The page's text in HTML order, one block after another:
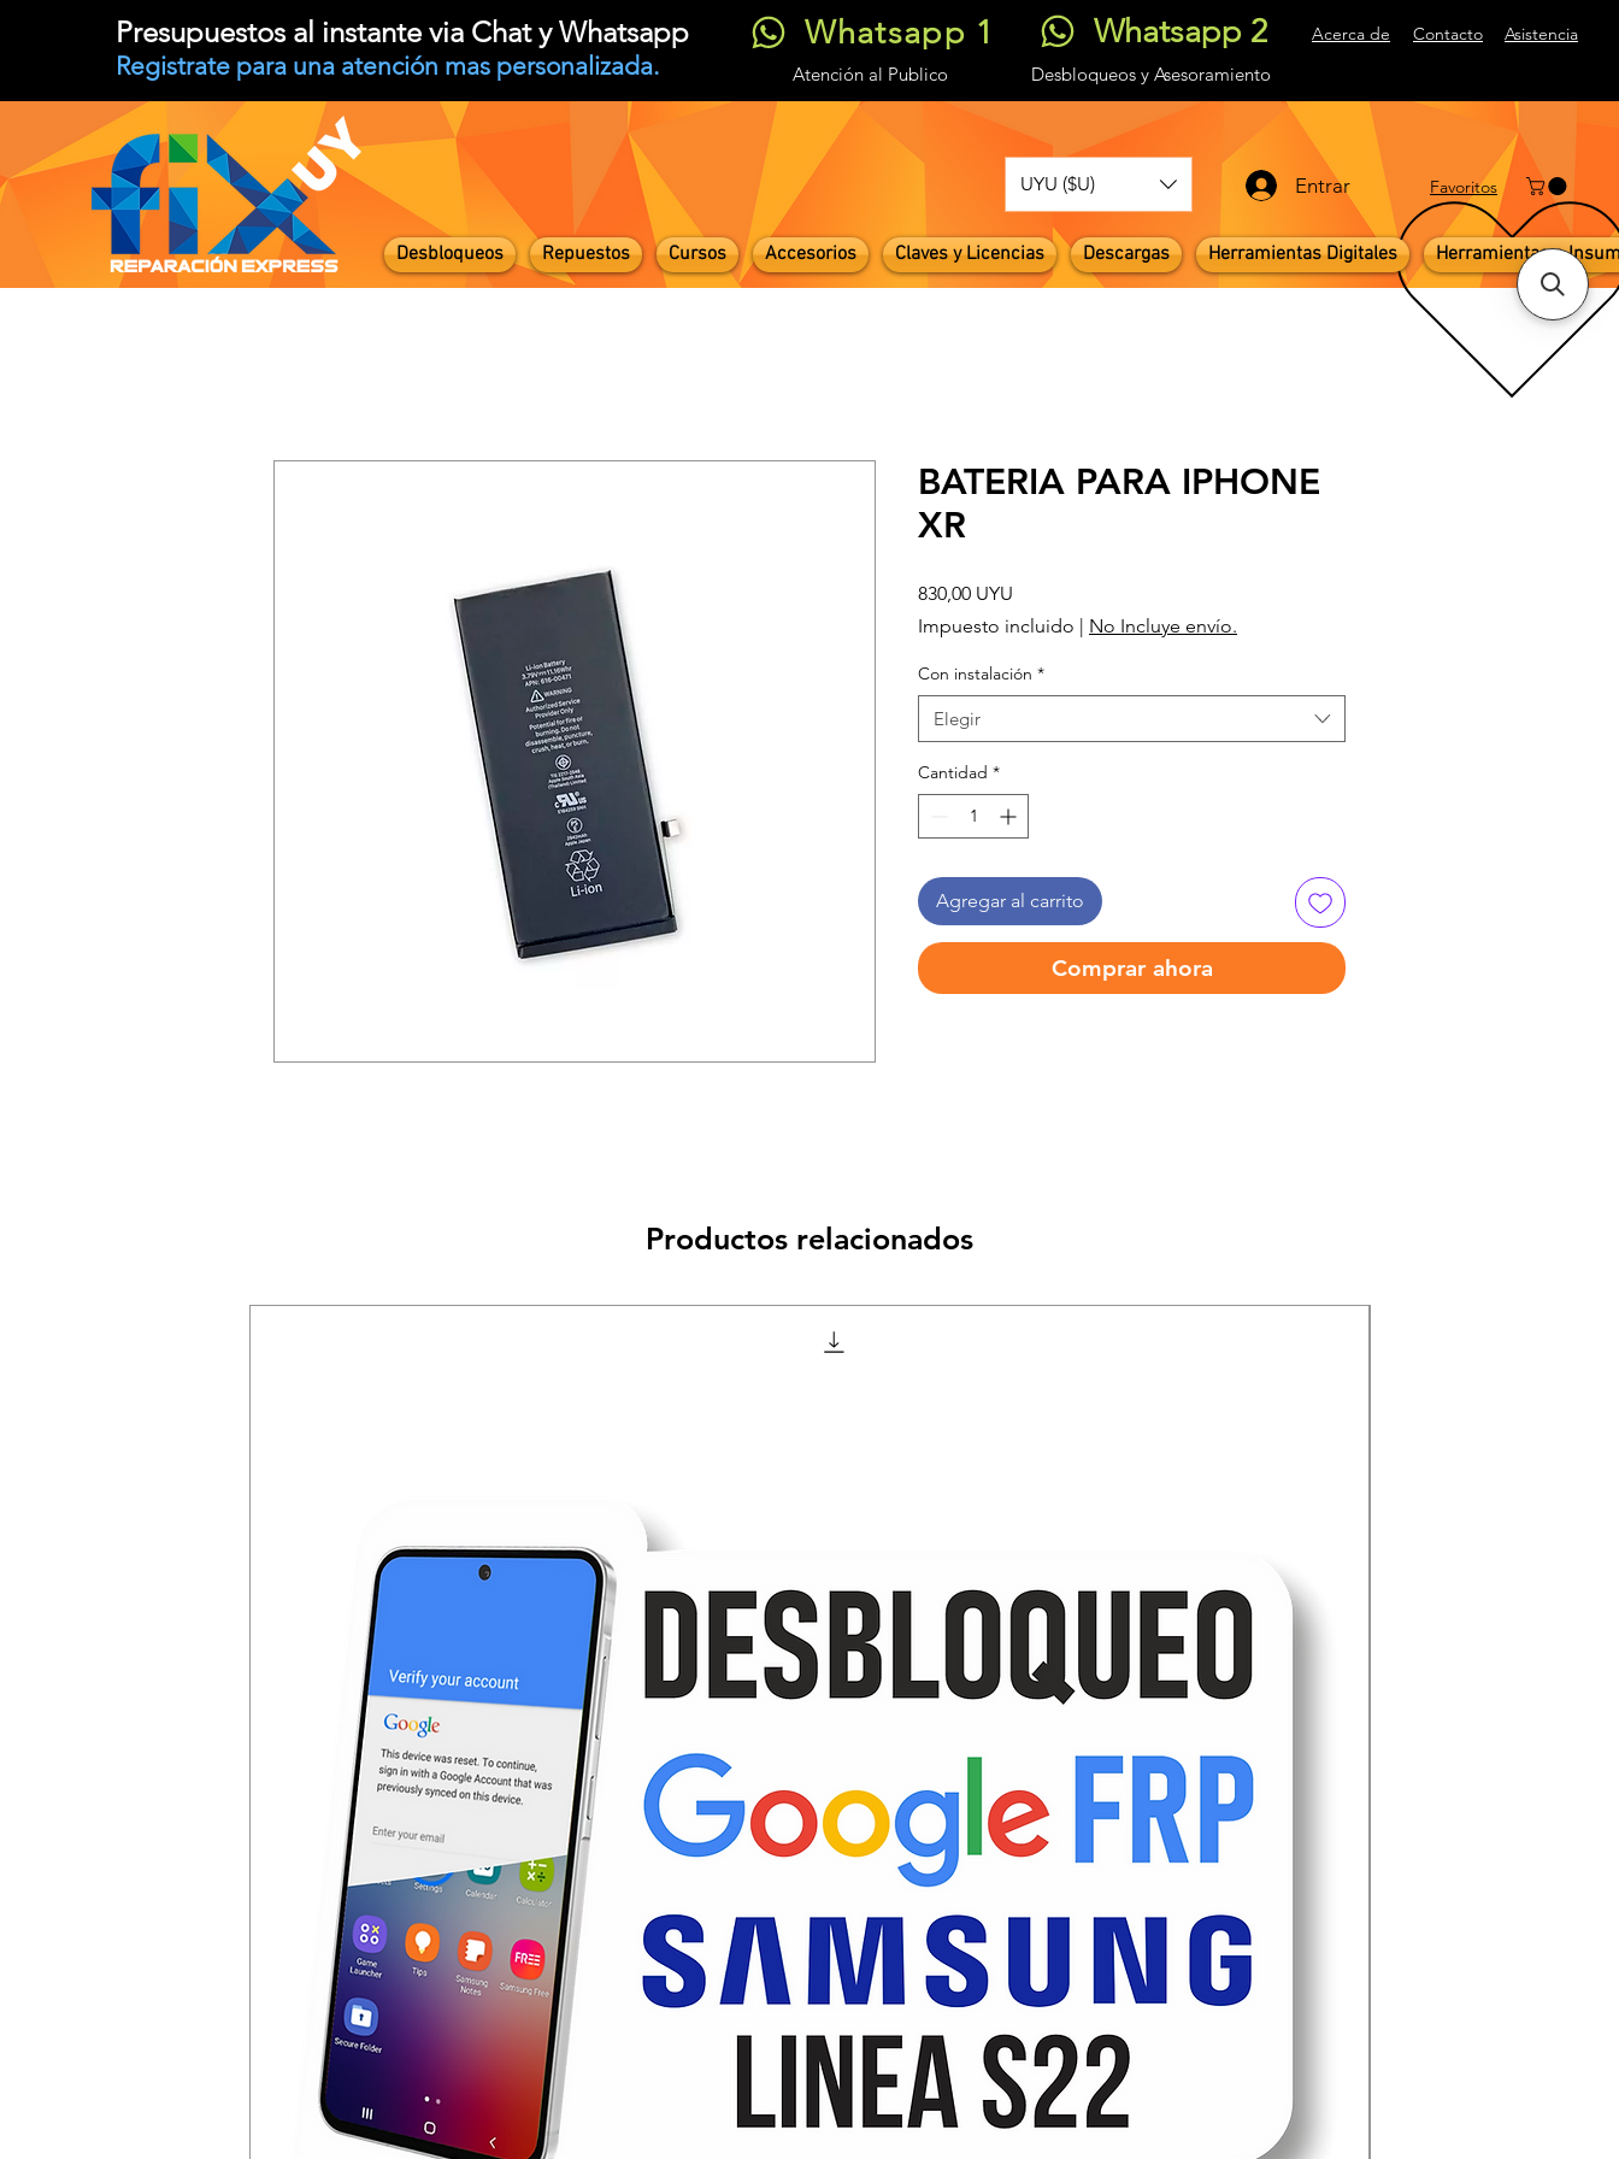
Presupuestos al instante via Chat y Whatsapp
Registrate para una atención mas personalizada.
Whatsapp 1 Whatsapp 2 Acerca de Contacto Asistencia
Atención al Publico Desbloqueos y Asesoramiento
UYU ($U) Entrar Favoritos
Desbloqueos Repuestos Cursos Accesorios Claves y Licencias Descargas Herramientas Digitales Herramientas e
BATERIA PARA IPHONE
XR
830,00 UYU
Impuesto incluido | No Incluye envío.
Con instalación *
Elegir
Cantidad *
Agregar al carrito
Comprar ahora
Productos relacionados